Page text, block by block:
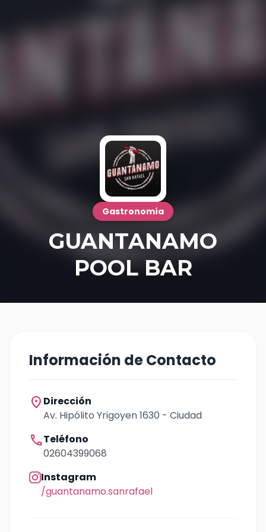
Gastronomía
GUANTANAMO
POOL BAR
Información de Contacto
location_on Dirección
Av. Hipólito Yrigoyen 1630 - Ciudad
callTeléfono
02604399068
Instagram
/guantanamo.sanrafael